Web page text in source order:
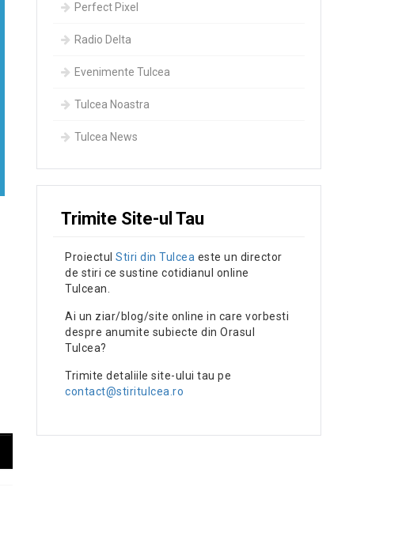
Perfect Pixel
Radio Delta
Evenimente Tulcea
Tulcea Noastra
Tulcea News
Trimite Site-ul Tau
Proiectul Stiri din Tulcea este un director
de stiri ce sustine cotidianul online
Tulcean.
Ai un ziar/blog/site online in care vorbesti
despre anumite subiecte din Orasul
Tulcea?
Trimite detaliile site-ului tau pe
contact@stiritulcea.ro